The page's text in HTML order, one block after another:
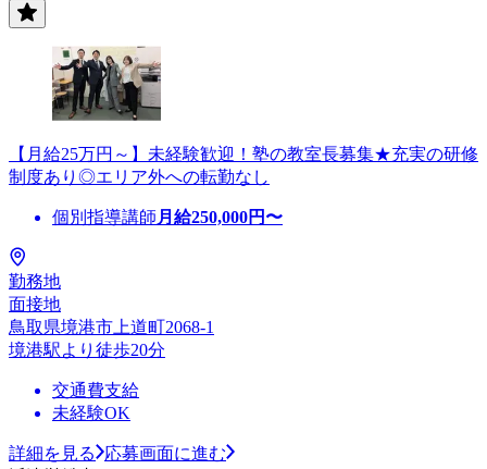
【月給25万円～】未経験歓迎！塾の教室長募集★充実の研修
制度あり◎エリア外への転勤なし
個別指導講師 月給250,000円〜
勤務地
面接地
鳥取県境港市上道町2068-1
境港駅より徒歩20分
交通費支給
未経験OK
詳細を見る
応募画面に進む